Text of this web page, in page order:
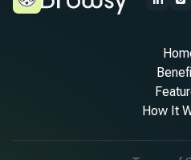
How It